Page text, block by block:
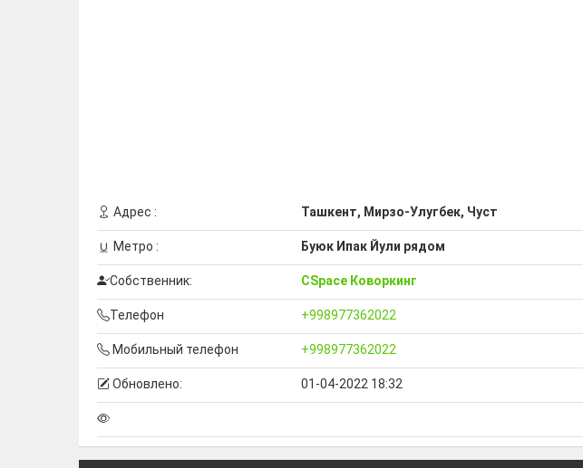
Адрес : Ташкент, Мирзо-Улугбек, Чуст
Метро : Буюк Ипак Йули рядом
Собственник: CSpace Коворкинг
Телефон +998977362022
Мобильный телефон +998977362022
Обновлено: 01-04-2022 18:32